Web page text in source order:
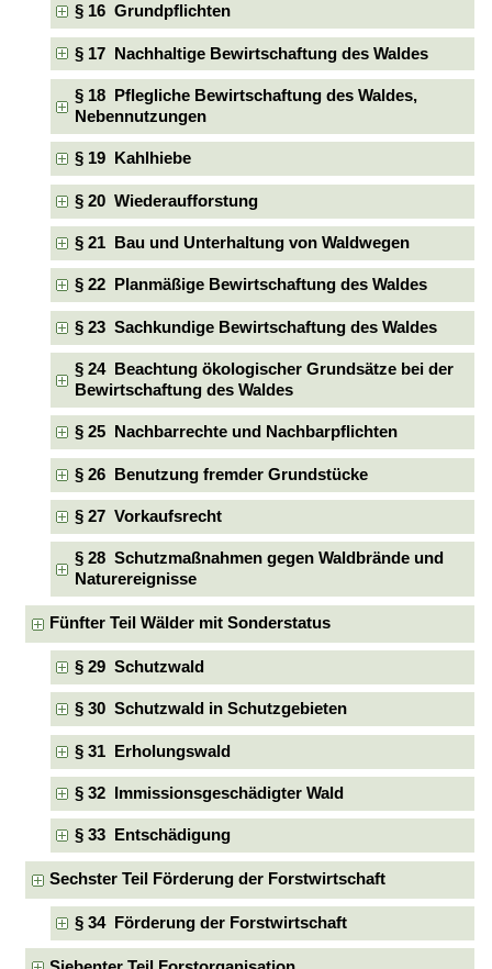
§ 16 Grundpflichten
§ 17 Nachhaltige Bewirtschaftung des Waldes
§ 18 Pflegliche Bewirtschaftung des Waldes,
Nebennutzungen
§ 19 Kahlhiebe
§ 20 Wiederaufforstung
§ 21 Bau und Unterhaltung von Waldwegen
§ 22 Planmäßige Bewirtschaftung des Waldes
§ 23 Sachkundige Bewirtschaftung des Waldes
§ 24 Beachtung ökologischer Grundsätze bei der
Bewirtschaftung des Waldes
§ 25 Nachbarrechte und Nachbarpflichten
§ 26 Benutzung fremder Grundstücke
§ 27 Vorkaufsrecht
§ 28 Schutzmaßnahmen gegen Waldbrände und
Naturereignisse
Fünfter Teil Wälder mit Sonderstatus
§ 29 Schutzwald
§ 30 Schutzwald in Schutzgebieten
§ 31 Erholungswald
§ 32 Immissionsgeschädigter Wald
§ 33 Entschädigung
Sechster Teil Förderung der Forstwirtschaft
§ 34 Förderung der Forstwirtschaft